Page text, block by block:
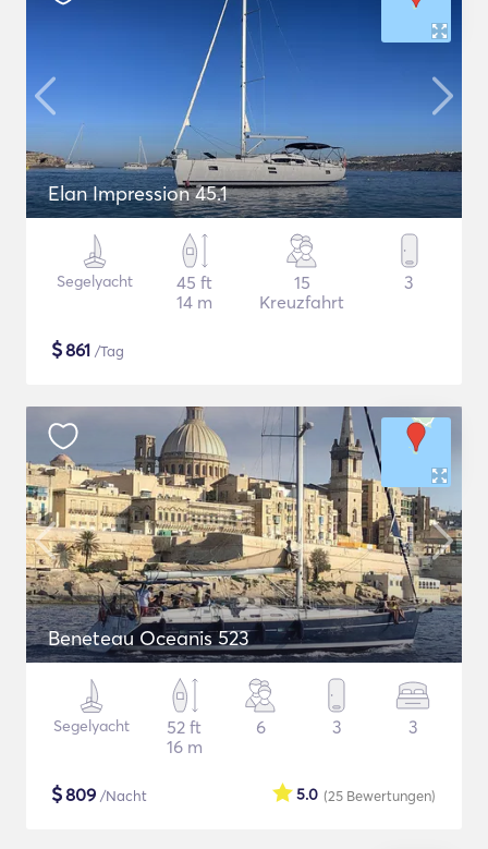
Elan Impression 45.1
Segelyacht
45 ft
14 m
15
Kreuzfahrt
3
$861 /Tag
Beneteau Oceanis 523
Segelyacht
52 ft
16 m
6 3 3
$809 /Nacht (25 Bewertungen)
5.0